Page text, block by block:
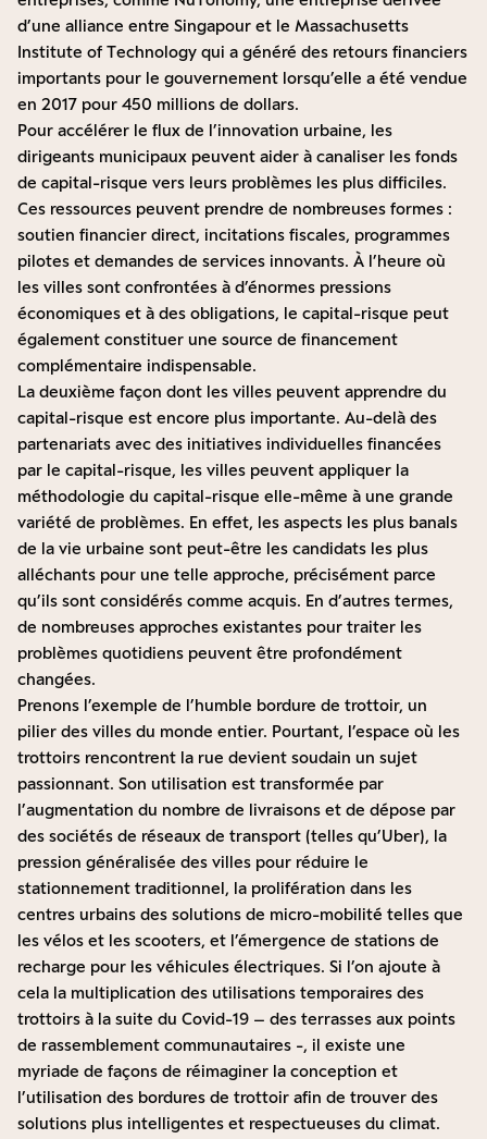
d’une alliance entre Singapour et le Massachusetts
Institute of Technology qui a généré des retours financiers
importants pour le gouvernement lorsqu’elle a été vendue
en 2017 pour 450 millions de dollars.
Pour accélérer le flux de l’innovation urbaine, les
dirigeants municipaux peuvent aider à canaliser les fonds
de capital-risque vers leurs problèmes les plus difficiles.
Ces ressources peuvent prendre de nombreuses formes :
soutien financier direct, incitations fiscales, programmes
pilotes et demandes de services innovants. À l’heure où
les villes sont confrontées à d’énormes pressions
économiques et à des obligations, le capital-risque peut
également constituer une source de financement
complémentaire indispensable.
La deuxième façon dont les villes peuvent apprendre du
capital-risque est encore plus importante. Au-delà des
partenariats avec des initiatives individuelles financées
par le capital-risque, les villes peuvent appliquer la
méthodologie du capital-risque elle-même à une grande
variété de problèmes. En effet, les aspects les plus banals
de la vie urbaine sont peut-être les candidats les plus
alléchants pour une telle approche, précisément parce
qu’ils sont considérés comme acquis. En d’autres termes,
de nombreuses approches existantes pour traiter les
problèmes quotidiens peuvent être profondément
changées.
Prenons l’exemple de l’humble bordure de trottoir, un
pilier des villes du monde entier. Pourtant, l’espace où les
trottoirs rencontrent la rue devient soudain un sujet
passionnant. Son utilisation est transformée par
l’augmentation du nombre de livraisons et de dépose par
des sociétés de réseaux de transport (telles qu’Uber), la
pression généralisée des villes pour réduire le
stationnement traditionnel, la prolifération dans les
centres urbains des solutions de micro-mobilité telles que
les vélos et les scooters, et l’émergence de stations de
recharge pour les véhicules électriques. Si l’on ajoute à
cela la multiplication des utilisations temporaires des
trottoirs à la suite du Covid-19 – des terrasses aux points
de rassemblement communautaires -, il existe une
myriade de façons de réimaginer la conception et
l’utilisation des bordures de trottoir afin de trouver des
solutions plus intelligentes et respectueuses du climat.